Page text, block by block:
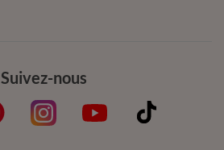
Suivez-nous